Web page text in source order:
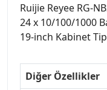
Ruijie Reyee RG-
24 x 10/100/1000
19-inch Kabinet
Diğer Özellikler